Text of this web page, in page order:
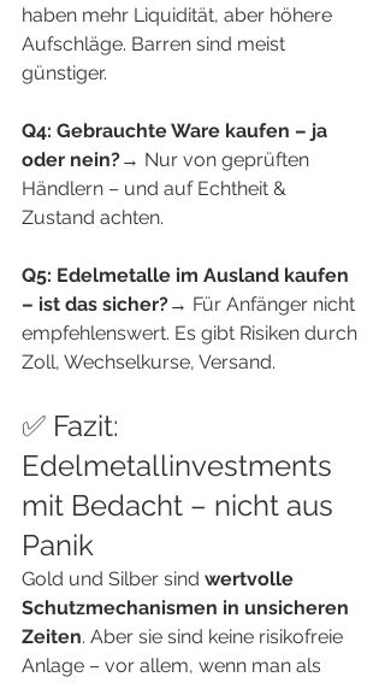
haben mehr Liquidität, aber höhere
Aufschläge. Barren sind meist
günstiger.
Q4: Gebrauchte Ware kaufen – ja
oder nein?→ Nur von geprüften
Händlern – und auf Echtheit &
Zustand achten.
Q5: Edelmetalle im Ausland kaufen
– ist das sicher?→ Für Anfänger nicht
empfehlenswert. Es gibt Risiken durch
Zoll, Wechselkurse, Versand.
✅ Fazit:
Edelmetallinvestments
mit Bedacht – nicht aus
Panik
Gold und Silber sind wertvolle
Schutzmechanismen in unsicheren
Zeiten. Aber sie sind keine risikofreie
Anlage – vor allem, wenn man als